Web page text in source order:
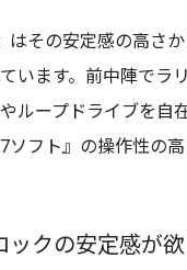
はその安定感の高さ
います。前中陣でラ
ループドライブを自
ソフト』の操作性の
クの安定感が